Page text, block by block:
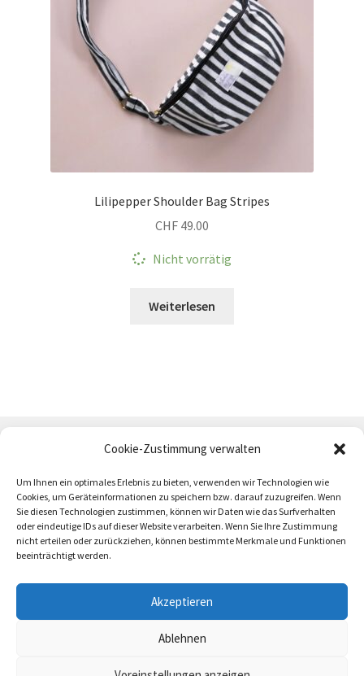
Cookie-Zustimmung verwalten
Um Ihnen ein optimales Erlebnis zu bieten, verwenden wir Technologien wie
Cookies, um Geräteinformationen zu speichern bzw. darauf zuzugreifen. Wenn
Sie diesen Technologien zustimmen, können wir Daten wie das Surfverhalten
oder eindeutige IDs auf dieser Website verarbeiten. Wenn Sie Ihre Zustimmung
nicht erteilen oder zurückziehen, können bestimmte Merkmale und Funktionen
beeinträchtigt werden.
Akzeptieren
Ablehnen
Lilipepper Shoulder Bag Stripes
CHF 49.00
Nicht vorrätig
Weiterlesen
AGB Zahlung und Versand Impressum